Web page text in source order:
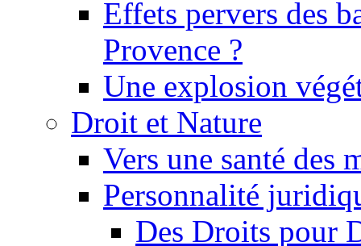
Effets pervers des
Provence ?
Une explosion
Droit et Nature
Vers une santé des
Personnalité
Des Droits pour